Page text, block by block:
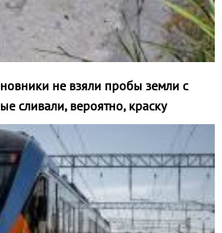
не взяли пробы земли с
сливали, вероятно, краску